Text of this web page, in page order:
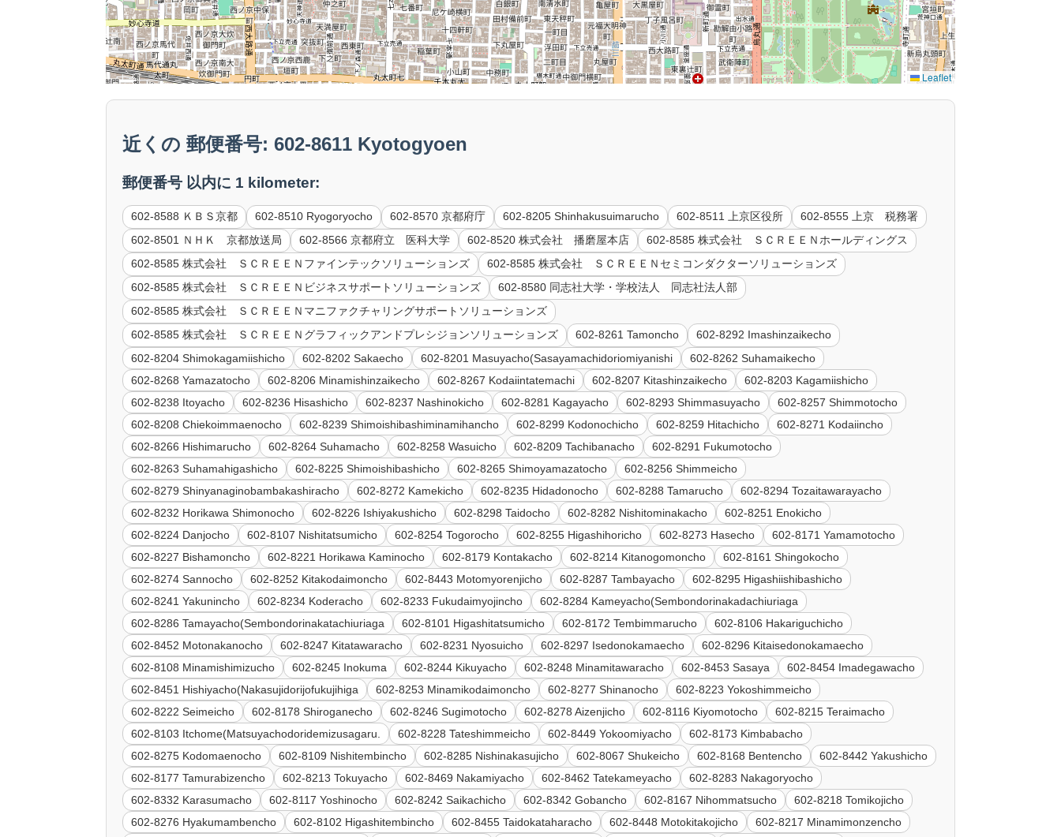
Leaflet
近くの 郵便番号: 602-8611 Kyotogyoen
郵便番号 以内に 1 kilometer:
602-8588 ＫＢＳ京都 602-8510 Ryogoryocho 602-8570 京都府庁 602-8205 Shinhakusuimarucho 602-8511 上京区役所
602-8555 上京 税務署
602-8501 ＮＨＫ 京都放送局
602-8566 京都府立 医科大学 602-8520 株式会社 播磨屋本店
602-8585 株式会社 ＳＣＲＥＥＮホールディングス
602-8585 株式会社 ＳＣＲＥＥＮファインテックソリューションズ
602-8585 株式会社 ＳＣＲＥＥＮセミコンダクターソリューションズ
602-8585 株式会社 ＳＣＲＥＥＮビジネスサポートソリューションズ
602-8580 同志社大学・学校法人 同志社法人部
602-8585 株式会社 ＳＣＲＥＥＮマニファクチャリングサポートソリューションズ
602-8585 株式会社 ＳＣＲＥＥＮグラフィックアンドプレシジョンソリューションズ
602-8261 Tamoncho
602-8292 Imashinzaikecho
602-8204 Shimokagamiishicho
602-8202 Sakaecho 602-8201 Masuyacho(Sasayamachidoriomiyanishi
602-8262 Suhamaikecho
602-8268 Yamazatocho
602-8206 Minamishinzaikecho 602-8267 Kodaiintatemachi 602-8207 Kitashinzaikecho
602-8203 Kagamiishicho
602-8238 Itoyacho
602-8236 Hisashicho 602-8237 Nashinokicho 602-8281 Kagayacho 602-8293 Shimmasuyacho
602-8257 Shimmotocho
602-8208 Chiekoimmaenocho
602-8239 Shimoishibashiminamihancho 602-8299 Kodonochicho 602-8259 Hitachicho
602-8271 Kodaiincho
602-8266 Hishimarucho
602-8264 Suhamacho 602-8258 Wasuicho 602-8209 Tachibanacho
602-8291 Fukumotocho
602-8263 Suhamahigashicho
602-8225 Shimoishibashicho 602-8265 Shimoyamazatocho
602-8256 Shimmeicho
602-8279 Shinyanaginobambakashiracho
602-8272 Kamekicho 602-8235 Hidadonocho 602-8288 Tamarucho
602-8294 Tozaitawarayacho
602-8232 Horikawa Shimonocho
602-8226 Ishiyakushicho 602-8298 Taidocho 602-8282 Nishitominakacho
602-8251 Enokicho
602-8224 Danjocho
602-8107 Nishitatsumicho 602-8254 Togorocho 602-8255 Higashihoricho 602-8273 Hasecho
602-8171 Yamamotocho
602-8227 Bishamoncho
602-8221 Horikawa Kaminocho 602-8179 Kontakacho 602-8214 Kitanogomoncho
602-8161 Shingokocho
602-8274 Sannocho
602-8252 Kitakodaimoncho 602-8443 Motomyorenjicho 602-8287 Tambayacho
602-8295 Higashiishibashicho
602-8241 Yakunincho
602-8234 Koderacho 602-8233 Fukudaimyojincho
602-8284 Kameyacho(Sembondorinakadachiuriaga
602-8286 Tamayacho(Sembondorinakatachiuriaga
602-8101 Higashitatsumicho 602-8172 Tembimmarucho
602-8106 Hakariguchicho
602-8452 Motonakanocho
602-8247 Kitatawaracho 602-8231 Nyosuicho 602-8297 Isedonokamaecho
602-8296 Kitaisedonokamaecho
602-8108 Minamishimizucho
602-8245 Inokuma 602-8244 Kikuyacho 602-8248 Minamitawaracho 602-8453 Sasaya
602-8454 Imadegawacho
602-8451 Hishiyacho(Nakasujidorijofukujihiga
602-8253 Minamikodaimoncho 602-8277 Shinanocho
602-8223 Yokoshimmeicho
602-8222 Seimeicho
602-8178 Shiroganecho 602-8246 Sugimotocho 602-8278 Aizenjicho 602-8116 Kiyomotocho
602-8215 Teraimacho
602-8103 Itchome(Matsuyachodoridemizusagaru.
602-8228 Tateshimmeicho 602-8449 Yokoomiyacho
602-8173 Kimbabacho
602-8275 Kodomaenocho
602-8109 Nishitembincho 602-8285 Nishinakasujicho 602-8067 Shukeicho 602-8168 Bentencho
602-8442 Yakushicho
602-8177 Tamurabizencho
602-8213 Tokuyacho 602-8469 Nakamiyacho 602-8462 Tatekameyacho
602-8283 Nakagoryocho
602-8332 Karasumacho
602-8117 Yoshinocho 602-8242 Saikachicho 602-8342 Gobancho 602-8167 Nihommatsucho
602-8218 Tomikojicho
602-8276 Hyakumambencho
602-8102 Higashitembincho 602-8455 Taidokataharacho 602-8448 Motokitakojicho
602-8217 Minamimonzencho